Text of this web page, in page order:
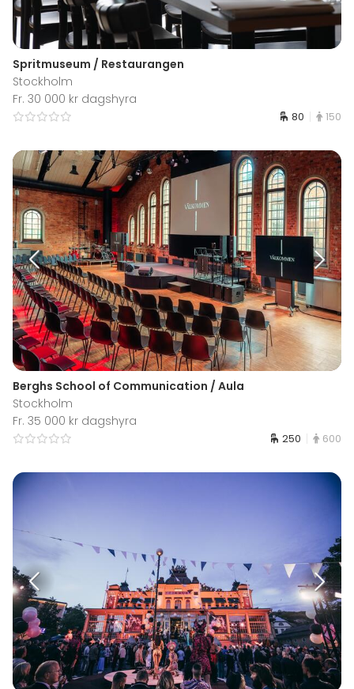
Spritmuseum / Restaurangen
Stockholm
Fr. 30 000 kr dagshyra
80 150
Berghs School of Communication / Aula
Stockholm
Fr. 35 000 kr dagshyra
250 600